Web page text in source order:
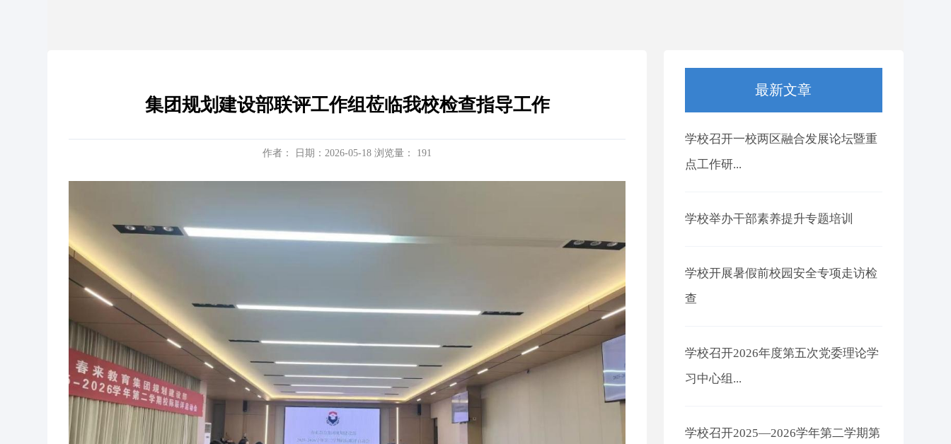
集团规划建设部联评工作组莅临我校检查指导工作
作者： 日期：2026-05-18 浏览量： 191
最新文章
学校召开一校两区融合发展论坛暨重
点工作研...
学校举办干部素养提升专题培训
学校开展暑假前校园安全专项走访检
查
学校召开2026年度第五次党委理论学
习中心组...
学校召开2025—2026学年第二学期第